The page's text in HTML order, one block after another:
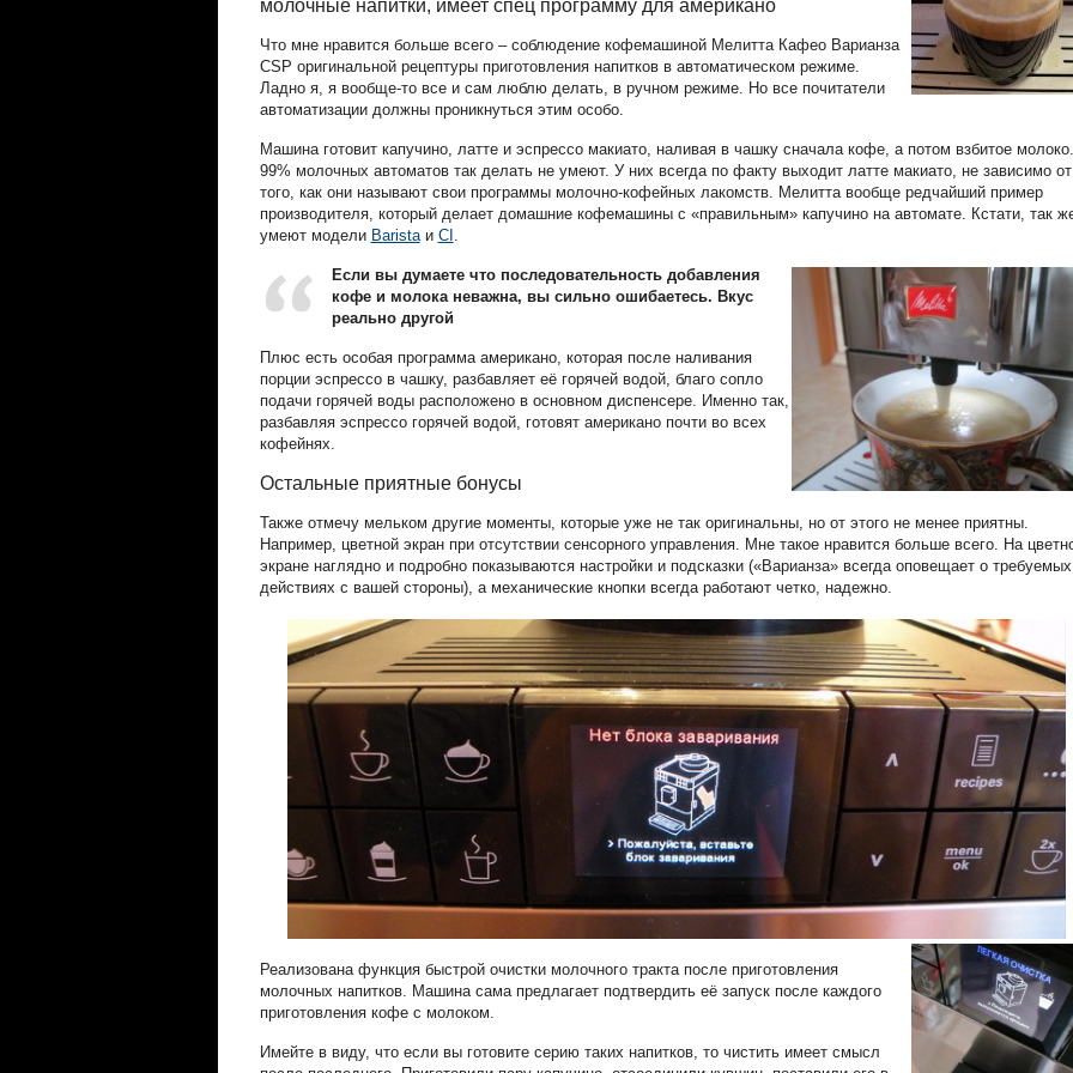
молочные напитки, имеет спец программу для американо
Что мне нравится больше всего – соблюдение кофемашиной Мелитта Кафео Варианза
CSP оригинальной рецептуры приготовления напитков в автоматическом режиме.
Ладно я, я вообще-то все и сам люблю делать, в ручном режиме. Но все почитатели
автоматизации должны проникнуться этим особо.
Машина готовит капучино, латте и эспрессо макиато, наливая в чашку сначала кофе, а потом взбитое молоко.
99% молочных автоматов так делать не умеют. У них всегда по факту выходит латте макиато, не зависимо от
того, как они называют свои программы молочно-кофейных лакомств. Мелитта вообще редчайший пример
производителя, который делает домашние кофемашины с «правильным» капучино на автомате. Кстати, так
умеют модели Baristaи CI .
Если вы думаете что последовательность добавления
кофе и молока неважна, вы сильно ошибаетесь. Вкус
реально другой
Плюс есть особая программа американо, которая после наливания
порции эспрессо в чашку, разбавляет её горячей водой, благо сопло
подачи горячей воды расположено в основном диспенсере. Именно так,
разбавляя эспрессо горячей водой, готовят американо почти во всех
кофейнях.
Остальные приятные бонусы
Также отмечу мельком другие моменты, которые уже не так оригинальны, но от этого не менее приятны.
Например, цветной экран при отсутствии сенсорного управления. Мне такое нравится больше всего. На
экране наглядно и подробно показываются настройки и подсказки («Варианза» всегда оповещает о требуемых
действиях с вашей стороны), а механические кнопки всегда работают четко, надежно.
Реализована функция быстрой очистки молочного тракта после приготовления
молочных напитков. Машина сама предлагает подтвердить её запуск после каждого
приготовления кофе с молоком.
Имейте в виду, что если вы готовите серию таких напитков, то чистить имеет смысл